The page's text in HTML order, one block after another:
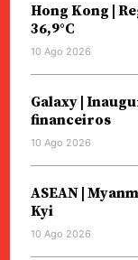
Hong Kong |
36,9°C
10 Ago 2026
Galaxy |
financeiros
10 Ago 2026
ASEAN |
Kyi
10 Ago 2026